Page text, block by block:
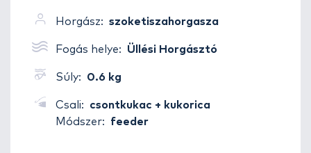
Horgász: szoketiszahorgasza
Fogás helye: Üllési Horgásztó
Súly: 0.6 kg
Csali:
csontkukac + kukorica
Módszer:
feeder